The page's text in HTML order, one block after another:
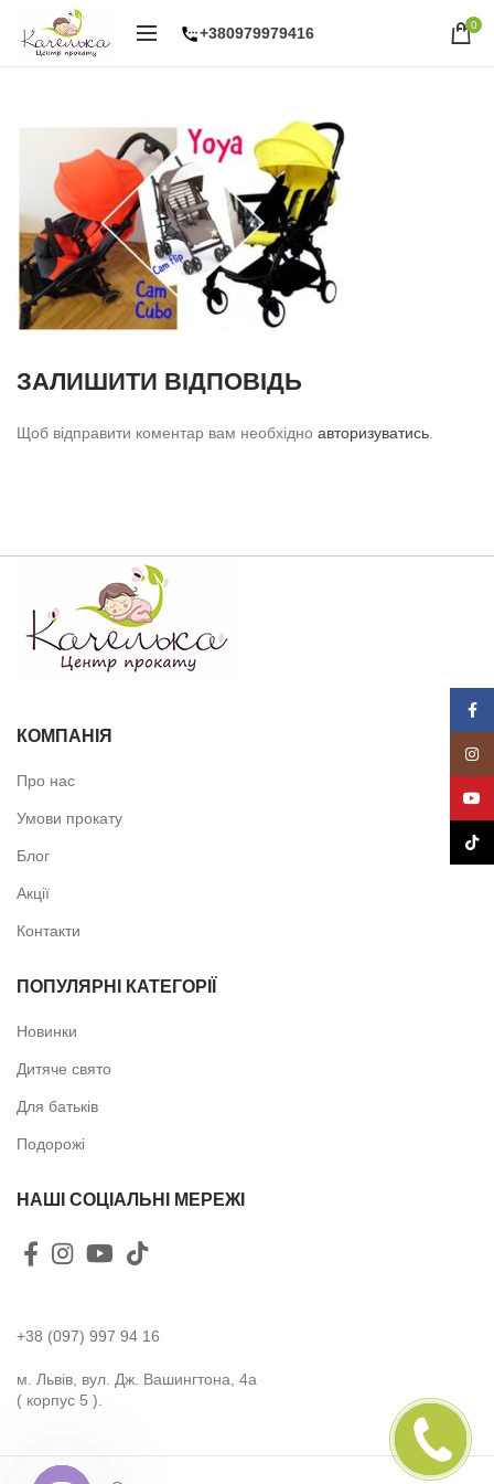
+380979979416 0
ЗАЛИШИТИ ВІДПОВІДЬ
Щоб відправити коментар вам необхідно авторизуватись
КОМПАНІЯ
Про нас
Умови прокату
Блог
Акції
Контакти
ПОПУЛЯРНІ КАТЕГОРІЇ
Новинки
Дитяче свято
Для батьків
Подорожі
НАШІ СОЦІАЛЬНІ МЕРЕЖІ
+38 (097) 997 94 16
м. Львів, вул. Дж. Вашингтона, 4а
( корпус 5 ).
ПЕРЕДЗВОНІТЬ
МЕНІ